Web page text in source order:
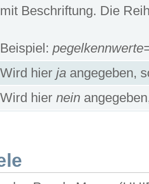
mit Beschriftung. Die
Beispiel:
Wird hier ja angegeben,
Wird hier nein